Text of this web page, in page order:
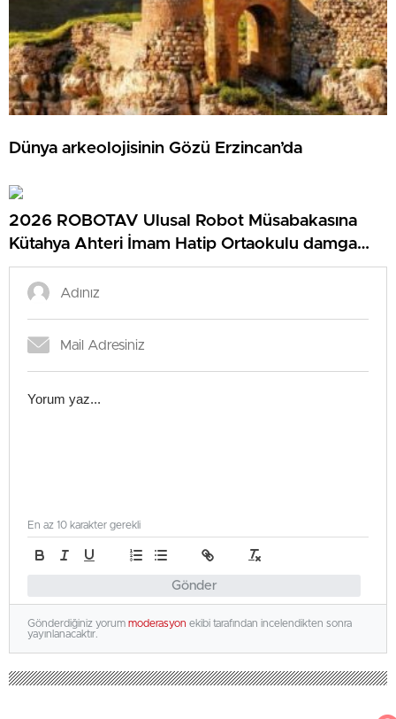
Dünya arkeolojisinin Gözü Erzincan’da
2026 ROBOTAV Ulusal Robot Müsabakasına
Kütahya Ahteri İmam Hatip Ortaokulu damga
vurdu
Gönder
En az 10 karakter gerekli
Gönderdiğiniz yorum moderasyon ekibi tarafından incelendikten sonra
yayınlanacaktır.